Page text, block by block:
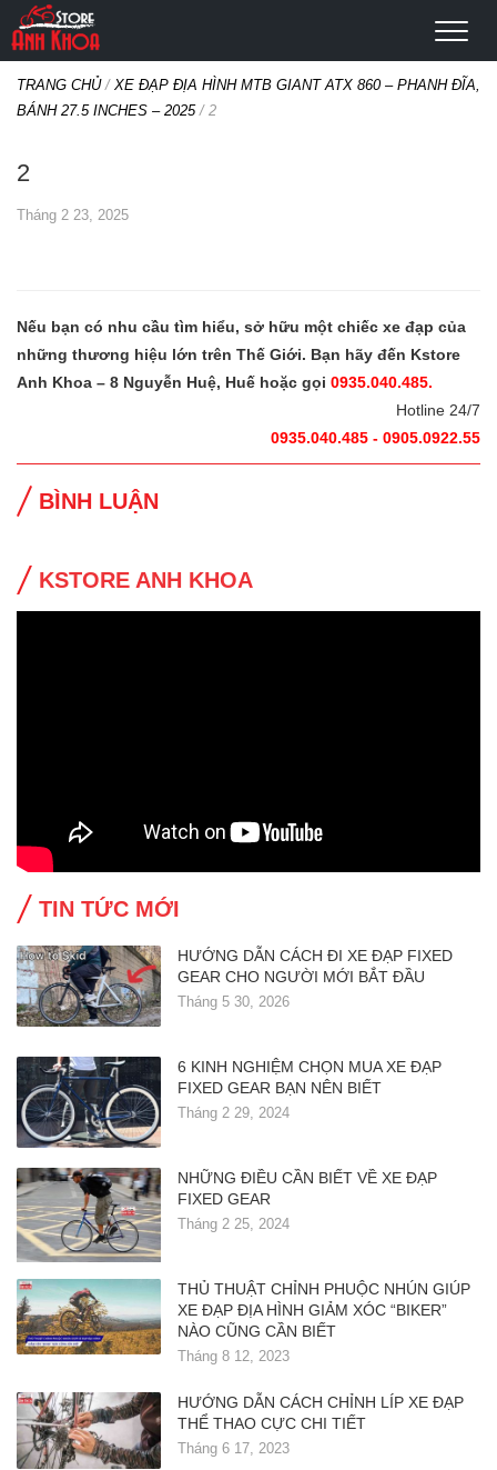
TRANG CHỦ/ XE ĐẠP ĐỊA HÌNH MTB GIANT ATX 860 – PHANH ĐĨA,
BÁNH 27.5 INCHES – 2025/ 2
2
Tháng 2 23, 2025
Nếu bạn có nhu cầu tìm hiểu, sở hữu một chiếc xe đạp của
những thương hiệu lớn trên Thế Giới. Bạn hãy đến Kstore
Anh Khoa – 8 Nguyễn Huệ, Huế hoặc gọi 0935.040.485.
Hotline 24/7
0935.040.485 - 0905.0922.55
BÌNH LUẬN
KSTORE ANH KHOA
TIN TỨC MỚI
HƯỚNG DẪN CÁCH ĐI XE ĐẠP FIXED
GEAR CHO NGƯỜI MỚI BẮT ĐẦU
Tháng 5 30, 2026
6 KINH NGHIỆM CHỌN MUA XE ĐẠP
FIXED GEAR BẠN NÊN BIẾT
Tháng 2 29, 2024
NHỮNG ĐIỀU CẦN BIẾT VỀ XE ĐẠP
FIXED GEAR
Tháng 2 25, 2024
THỦ THUẬT CHỈNH PHUỘC NHÚN GIÚP
XE ĐẠP ĐỊA HÌNH GIẢM XÓC “BIKER”
NÀO CŨNG CẦN BIẾT
Tháng 8 12, 2023
HƯỚNG DẪN CÁCH CHỈNH LÍP XE ĐẠP
THỂ THAO CỰC CHI TIẾT
Tháng 6 17, 2023